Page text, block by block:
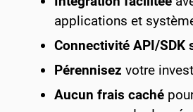
applications et
Connectivité API/SDK
Pérennisez votre
Aucun frais caché